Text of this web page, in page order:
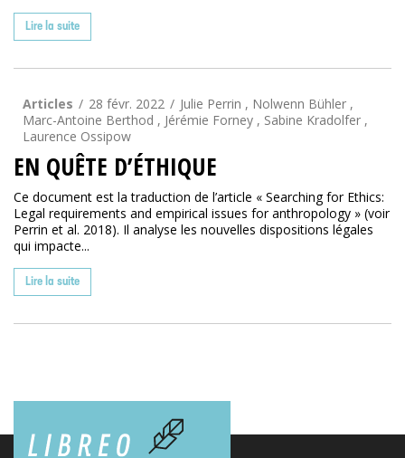
Lire la suite
Articles 28 févr. 2022
Julie Perrin , Nolwenn Bühler ,
Marc-Antoine Berthod , Jérémie Forney , Sabine Kradolfer ,
Laurence Ossipow
EN QUÊTE D’ÉTHIQUE
Ce document est la traduction de l’article « Searching for Ethics:
Legal requirements and empirical issues for anthropology » (voir
Perrin et al. 2018). Il analyse les nouvelles dispositions légales
qui impacte...
Lire la suite